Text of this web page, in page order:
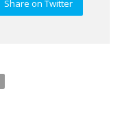
Share on Twitter